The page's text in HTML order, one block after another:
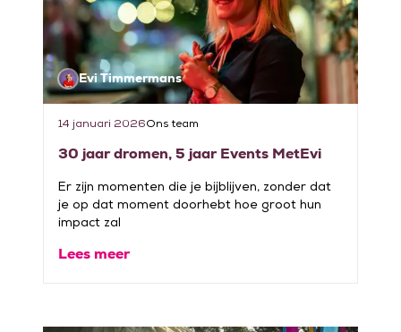
Evi Timmermans
14 januari 2026Ons team
30 jaar dromen, 5 jaar Events MetEvi
Er zijn momenten die je bijblijven, zonder dat
je op dat moment doorhebt hoe groot hun
impact zal
Lees meer